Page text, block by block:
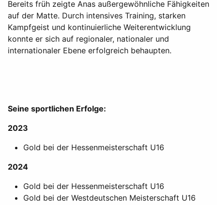
Bereits früh zeigte Anas außergewöhnliche Fähigkeiten
auf der Matte. Durch intensives Training, starken
Kampfgeist und kontinuierliche Weiterentwicklung
konnte er sich auf regionaler, nationaler und
internationaler Ebene erfolgreich behaupten.
Seine sportlichen Erfolge:
2023
Gold bei der Hessenmeisterschaft U16
2024
Gold bei der Hessenmeisterschaft U16
Gold bei der Westdeutschen Meisterschaft U16